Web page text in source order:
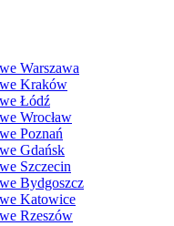
Warszawa
Kraków
Łódź
Wrocław
Poznań
Gdańsk
Szczecin
Bydgoszcz
Katowice
Rzeszów